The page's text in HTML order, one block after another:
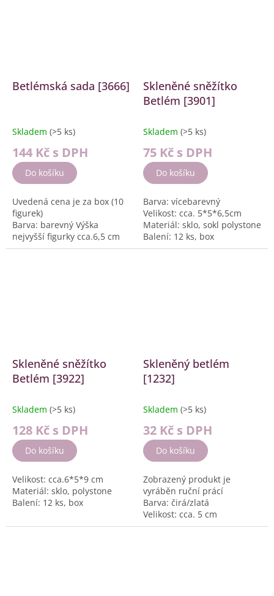
Betlémská sada [3666]
Skladem (>5 ks)
144 Kč s DPH
Do košíku
Uvedená cena je za box (10
figurek)
Barva: barevný Výška
nejvyšší figurky cca.6,5 cm
Materiál: Polystone
Skleněné sněžítko
Betlém [3901]
Skladem (>5 ks)
75 Kč s DPH
Do košíku
Barva: vícebarevný
Velikost: cca. 5*5*6,5cm
Materiál: sklo, sokl polystone
Balení: 12 ks, box
Skleněné sněžítko
Betlém [3922]
Skladem (>5 ks)
128 Kč s DPH
Do košíku
Velikost: cca.6*5*9 cm
Materiál: sklo, polystone
Balení: 12 ks, box
Skleněný betlém
[1232]
Skladem (>5 ks)
32 Kč s DPH
Do košíku
Zobrazený produkt je
vyráběn ruční prácí
Barva: čirá/zlatá
Velikost: cca. 5 cm
Materiál: sklo